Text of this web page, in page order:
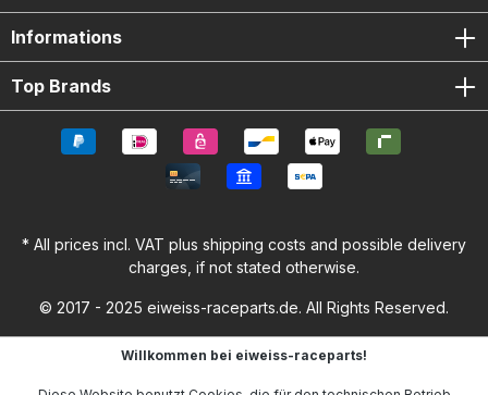
Informations
Top Brands
* All prices incl. VAT plus shipping costs and possible delivery
charges, if not stated otherwise.
© 2017 - 2025 eiweiss-raceparts.de. All Rights Reserved.
Willkommen bei eiweiss-raceparts!